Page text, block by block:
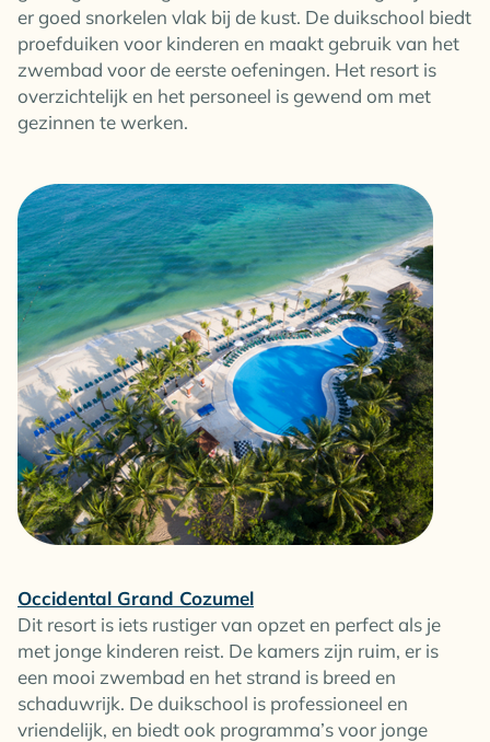
er goed snorkelen vlak bij de kust. De duikschool biedt
proefduiken voor kinderen en maakt gebruik van het
zwembad voor de eerste oefeningen. Het resort is
overzichtelijk en het personeel is gewend om met
gezinnen te werken.
Occidental Grand Cozumel
Dit resort is iets rustiger van opzet en perfect als je
met jonge kinderen reist. De kamers zijn ruim, er is
een mooi zwembad en het strand is breed en
schaduwrijk. De duikschool is professioneel en
vriendelijk, en biedt ook programma’s voor jonge